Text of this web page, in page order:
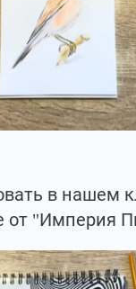
в нашем
от "Империя